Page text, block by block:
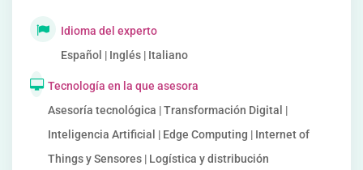
Idioma del experto
Español | Inglés | Italiano
Tecnología en la que asesora
Asesoría tecnológica | Transformación Digital |
Inteligencia Artificial | Edge Computing | Internet of
Things y Sensores | Logística y distribución